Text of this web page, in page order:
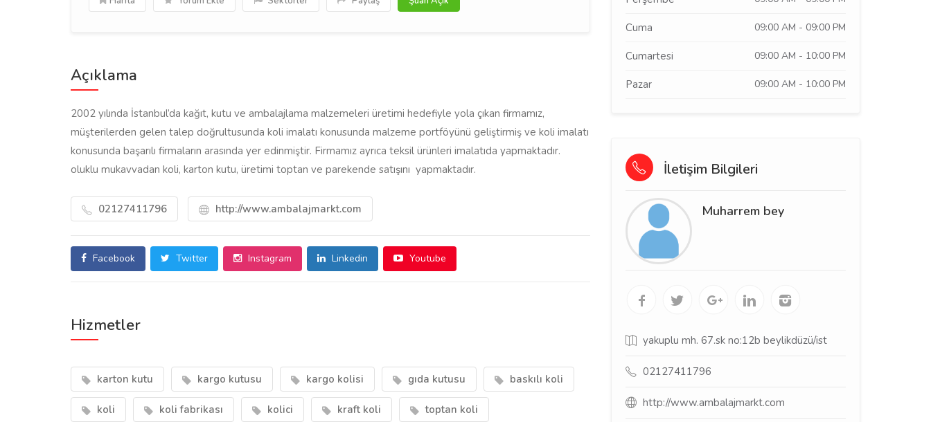
Açıklama
2002 yılında İstanbul’da kağıt, kutu ve ambalajlama malzemeleri üretimi hedefiyle yola çıkan firmamız,
müşterilerden gelen talep doğrultusunda koli imalatı konusunda malzeme portföyünü geliştirmiş ve koli imalatı
konusunda başarılı firmaların arasında yer edinmiştir. Firmamız ayrıca teksil ürünleri imalatıda yapmaktadır.
oluklu mukavvadan koli, karton kutu, üretimi toptan ve parekende satışını yapmaktadır.
02127411796 http://www.ambalajmarkt.com
Facebook Twitter Instagram Linkedin Youtube
Hizmetler
karton kutu kargo kutusu kargo kolisi gıda kutusu baskılı koli
koli koli fabrikası kolici kraft koli toptan koli
Cuma 09:00 AM - 09:00 PM
Cumartesi 09:00 AM - 10:00 PM
Pazar 09:00 AM - 10:00 PM
İletişim Bilgileri
Muharrem bey
yakuplu mh. 67.sk no:12b beylikdüzü/ist
02127411796
http://www.ambalajmarkt.com